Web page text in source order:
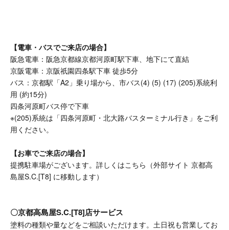
【電車・バスでご来店の場合】
阪急電車：阪急京都線京都河原町駅下車、地下にて直結
京阪電車：京阪祇園四条駅下車 徒歩5分
バス：京都駅「A2」乗り場から、市バス(4) (5) (17) (205)系統利
用 (約15分)
四条河原町バス停で下車
※(205)系統は「四条河原町・北大路バスターミナル行き」をご利
用ください。
【お車でご来店の場合】
提携駐車場がございます。 詳しくはこちら（外部サイト 京都高
島屋S.C.[T8] に移動します）
〇京都高島屋S.C.[T8]店サービス
塗料の種類や量などをご相談いただけます。土日祝も営業してお